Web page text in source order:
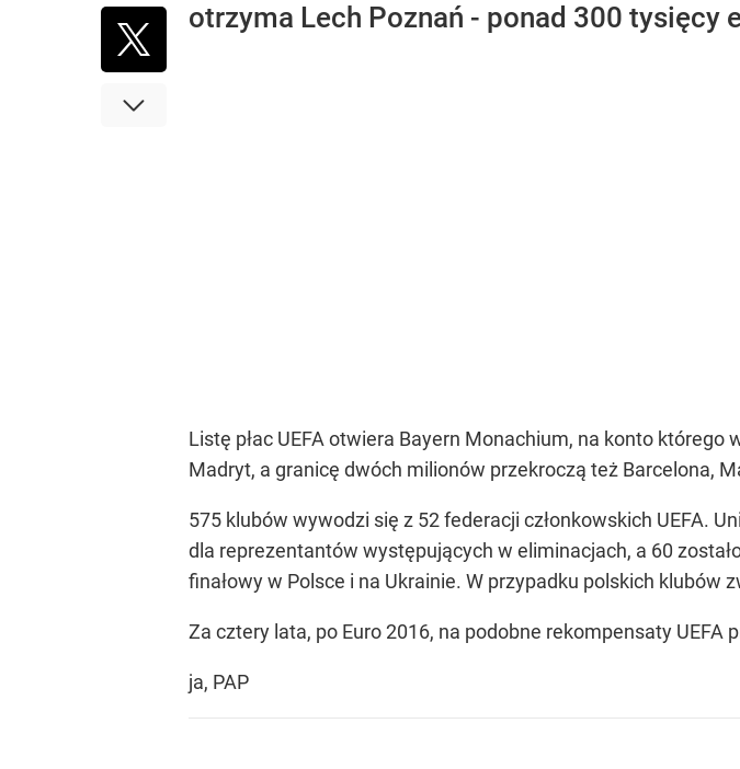
otrzyma Lech Poznań - ponad 300 tysięcy
Listę płac UEFA otwiera Bayern Monachium, na konto którego
Madryt, a granicę dwóch milionów przekroczą też Barcelona,
575 klubów wywodzi się z 52 federacji członkowskich UEFA.
dla reprezentantów występujących w eliminacjach, a 60
finałowy w Polsce i na Ukrainie. W przypadku polskich klubów
Za cztery lata, po Euro 2016, na podobne rekompensaty UEFA
ja, PAP